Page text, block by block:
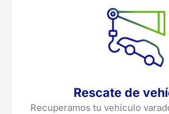
Rescate de
Recuperamos tu vehículo